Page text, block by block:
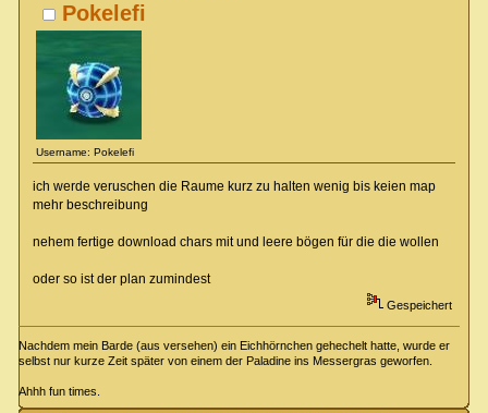
Pokelefi
Username: Pokelefi
ich werde veruschen die Raume kurz zu halten wenig bis keien map
mehr beschreibung
nehem fertige download chars mit und leere bögen für die die wollen
oder so ist der plan zumindest
Gespeichert
Nachdem mein Barde (aus versehen) ein Eichhörnchen gehechelt hatte, wurde er
selbst nur kurze Zeit später von einem der Paladine ins Messergras geworfen.
Ahhh fun times.